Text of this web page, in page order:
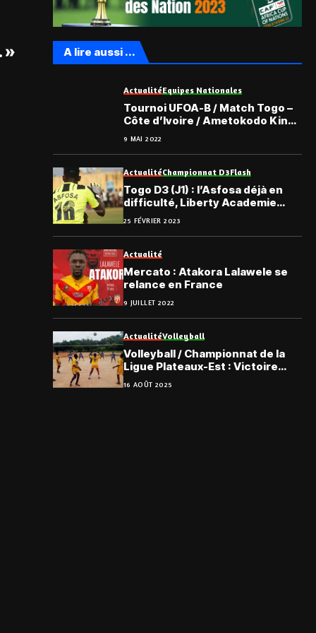
» A lire aussi ...
ActualitéEquipes Nationales
Tournoi UFOA-B / Match Togo –
Côte d’Ivoire / Ametokodo King :
« C’est une finale pour nous … »
9 MAI 2022
ActualitéChampionnat D3Flash
Togo D3 (J1) : l’Asfosa déjà en
difficulté, Liberty Academie
démarre bien
25 FÉVRIER 2023
Actualité
Mercato : Atakora Lalawele se
relance en France
9 JUILLET 2022
ActualitéVolleyball
Volleyball / Championnat de la
Ligue Plateaux-Est : Victoire
d’Amlamé VBC et Ifodjè VBC
16 AOÛT 2025